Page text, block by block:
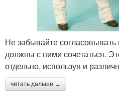
Не забывайте согласовывать
должны с ними сочетаться.
отдельно, используя и
читать дальше →